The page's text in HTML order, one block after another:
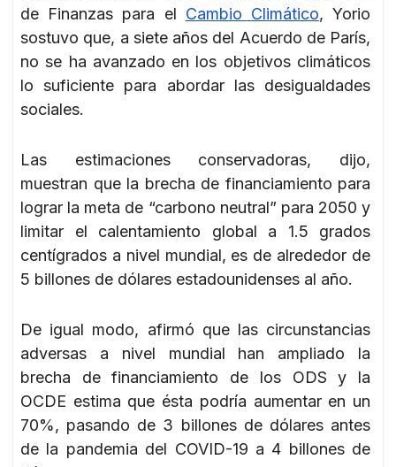
de Finanzas para el Cambio Climático, Yorio
sostuvo que, a siete años del Acuerdo de París,
no se ha avanzado en los objetivos climáticos
lo suficiente para abordar las desigualdades
sociales.
Las estimaciones conservadoras, dijo,
muestran que la brecha de financiamiento para
lograr la meta de “carbono neutral” para 2050 y
limitar el calentamiento global a 1.5 grados
centígrados a nivel mundial, es de alrededor de
5 billones de dólares estadounidenses al año.
De igual modo, afirmó que las circunstancias
adversas a nivel mundial han ampliado la
brecha de financiamiento de los ODS y la
OCDE estima que ésta podría aumentar en un
70%, pasando de 3 billones de dólares antes
de la pandemia del COVID-19 a 4 billones de